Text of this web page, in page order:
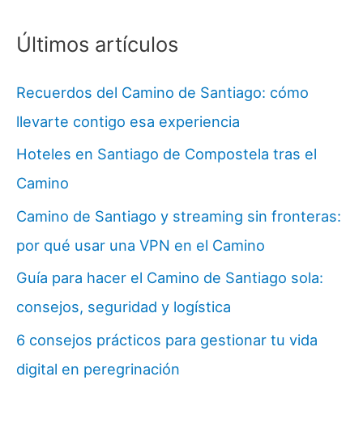
Últimos artículos
Recuerdos del Camino de Santiago: cómo
llevarte contigo esa experiencia
Hoteles en Santiago de Compostela tras el
Camino
Camino de Santiago y streaming sin fronteras:
por qué usar una VPN en el Camino
Guía para hacer el Camino de Santiago sola:
consejos, seguridad y logística
6 consejos prácticos para gestionar tu vida
digital en peregrinación